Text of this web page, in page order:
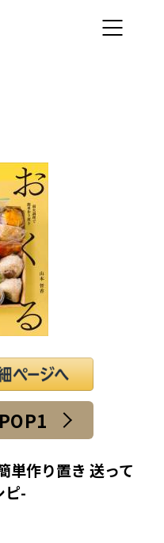
単作り置き 送って
ピ-